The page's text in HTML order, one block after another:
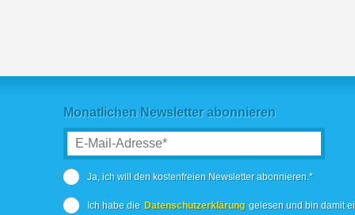
Monatlichen Newsletter abonnieren
Ja, ich will den kostenfreien Newsletter abonnieren.*
Ich habe die Datenschutzerklärung gelesen und bin damit